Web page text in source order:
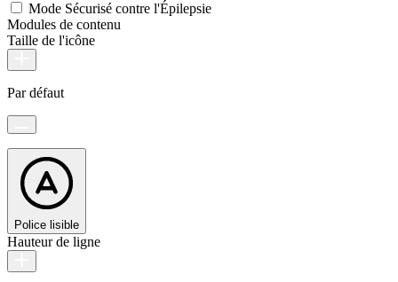
Mode Sécurisé contre l'Épilepsie
Modules de contenu
Taille de l'icône
Par défaut
Police lisible
Hauteur de ligne